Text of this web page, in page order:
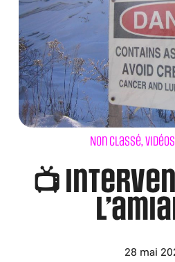
Non classé,
📺
28 mai